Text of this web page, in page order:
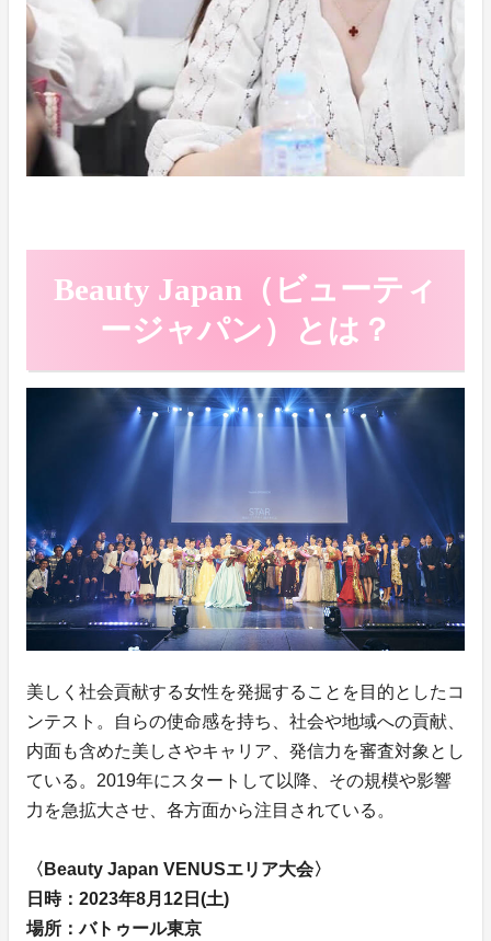
Beauty Japan（ビューティ
ージャパン）とは？
美しく社会貢献する女性を発掘することを目的としたコ
ンテスト。自らの使命感を持ち、社会や地域への貢献、
内面も含めた美しさやキャリア、発信力を審査対象とし
ている。2019年にスタートして以降、その規模や影響
力を急拡大させ、各方面から注目されている。
〈Beauty Japan VENUSエリア大会〉
日時：2023年8月12日(土)
場所：バトゥール東京